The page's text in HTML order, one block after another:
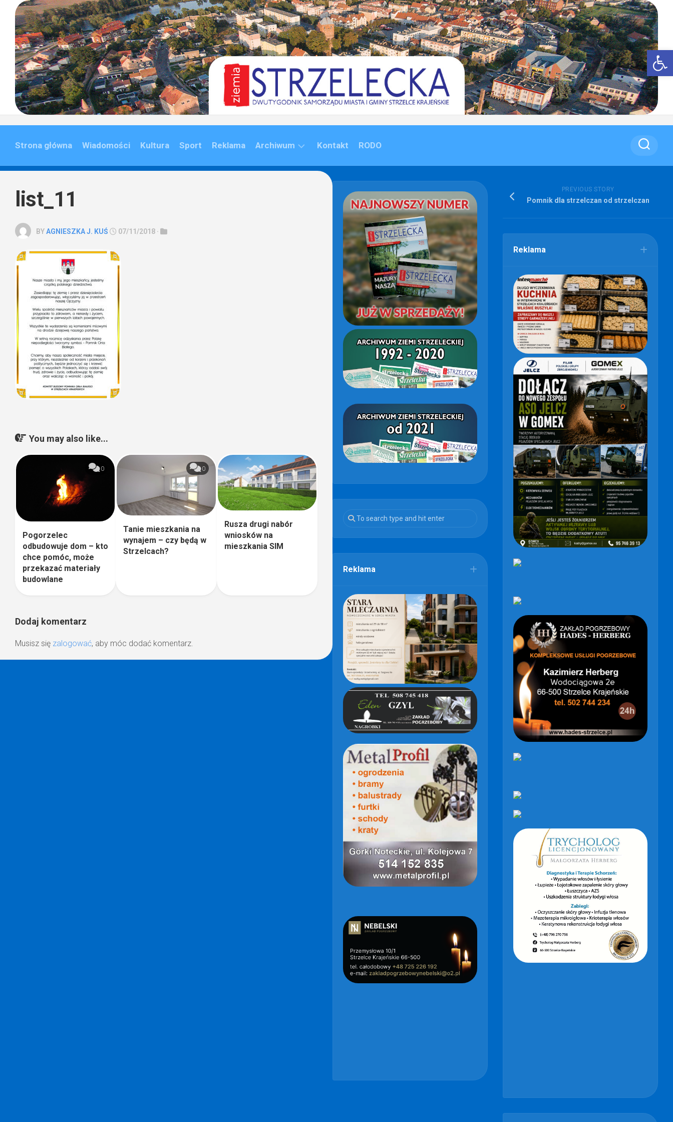
content
Strona główna Wiadomości Kultura Sport Reklama Archiwum Kontakt RODO
list_11
BYAGNIESZKA J. KUŚ 07/11/2018 ·
You may also like...
0
Pogorzelec
odbudowuje dom – kto
chce pomóc, może
przekazać materiały
budowlane
0
Tanie mieszkania na
wynajem – czy będą w
Strzelcach?
Rusza drugi nabór
wniosków na
mieszkania SIM
Dodaj komentarz
Musisz się zalogować, aby móc dodać komentarz.
PREVIOUS STORY
Pomnik dla strzelczan od strzelczan
Reklama
Reklama